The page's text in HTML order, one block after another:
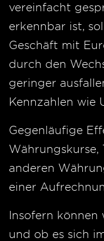
vereinfacht
erkennbar ist,
Geschäft mit
durch den
geringer
Kennzahlen wie
Gegenläufige
Währungskurse,
anderen
einer
Insofern können
und ob es sich